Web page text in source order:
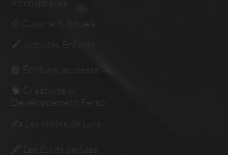
Atmosphères
🍲 Cuisine & Rituels
🖌️ Activités Enfants
📘 Écriture Jeunesse
🧠 Créativité &
Développement Perso
✍️ Les Notes de Lyra
🖋️ Les Écrits de Silas